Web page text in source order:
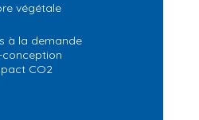
végétale
à la demande
conception
CO2